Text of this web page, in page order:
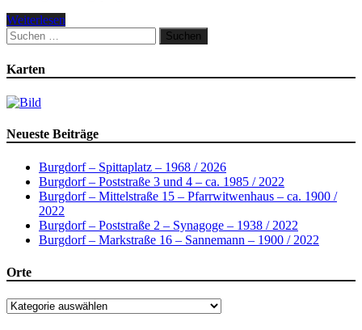
Weiterlesen
Suchen
nach:
Karten
Neueste Beiträge
Burgdorf – Spittaplatz – 1968 / 2026
Burgdorf – Poststraße 3 und 4 – ca. 1985 / 2022
Burgdorf – Mittelstraße 15 – Pfarrwitwenhaus – ca. 1900 /
2022
Burgdorf – Poststraße 2 – Synagoge – 1938 / 2022
Burgdorf – Markstraße 16 – Sannemann – 1900 / 2022
Orte
Orte